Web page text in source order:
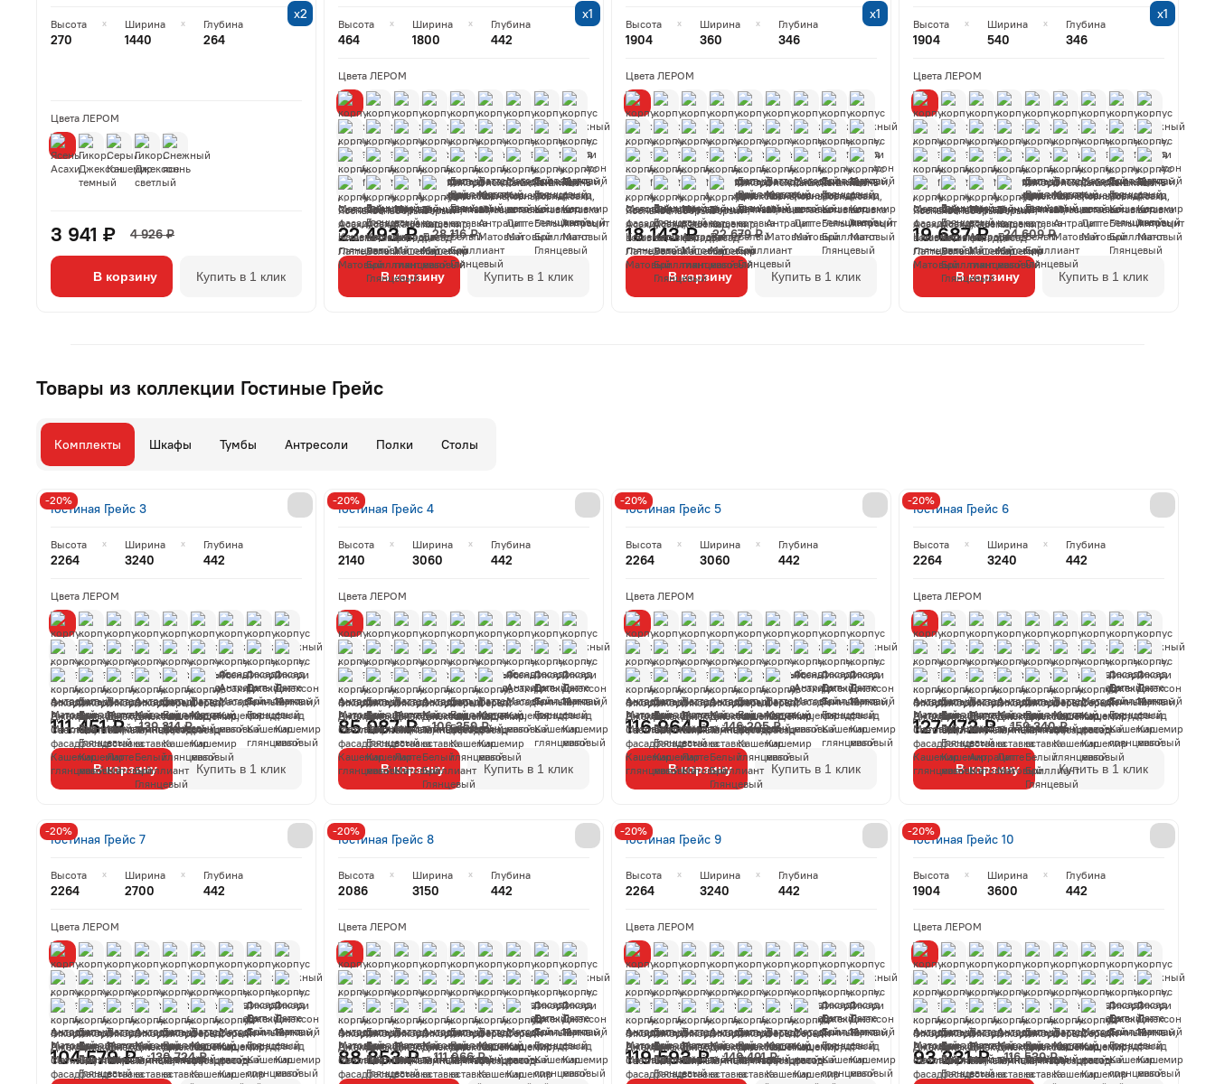
Высота
270
Ширина
1440
Глубина
264
Цвета ЛЕРОМ
3 941 ₽ 4 926 ₽
В корзину Купить в 1 клик
х2
Высота
464
Ширина
1800
Глубина
442
Цвета ЛЕРОМ
22 493 ₽ 28 116 ₽
В корзину Купить в 1 клик
х1
Высота
1904
Ширина
360
Глубина
346
Цвета ЛЕРОМ
18 143 ₽ 22 679 ₽
В корзину Купить в 1 клик
х1
Высота
1904
Ширина
540
Глубина
346
Цвета ЛЕРОМ
19 687 ₽ 24 609 ₽
В корзину Купить в 1 клик
х1
Товары из коллекции Гостиные Грейс
Комплекты Шкафы Тумбы Антресоли Полки Столы
Гостиная Грейс 3
Высота
2264
Ширина
3240
Глубина
442
Цвета ЛЕРОМ
111 451 ₽ 139 314 ₽
В корзину Купить в 1 клик
-20%
Гостиная Грейс 4
Высота
2140
Ширина
3060
Глубина
442
Цвета ЛЕРОМ
85 087 ₽ 106 359 ₽
В корзину Купить в 1 клик
-20%
Гостиная Грейс 5
Высота
2264
Ширина
3060
Глубина
442
Цвета ЛЕРОМ
116 964 ₽ 146 205 ₽
В корзину Купить в 1 клик
-20%
Гостиная Грейс 6
Высота
2264
Ширина
3240
Глубина
442
Цвета ЛЕРОМ
127 472 ₽ 159 340 ₽
В корзину Купить в 1 клик
-20%
Гостиная Грейс 7
Высота
2264
Ширина
2700
Глубина
442
Цвета ЛЕРОМ
104 579 ₽ 130 724 ₽
-20%
Гостиная Грейс 8
Высота
2086
Ширина
3150
Глубина
442
Цвета ЛЕРОМ
88 853 ₽ 111 066 ₽
-20%
Гостиная Грейс 9
Высота
2264
Ширина
3240
Глубина
442
Цвета ЛЕРОМ
119 593 ₽ 149 491 ₽
-20%
Гостиная Грейс 10
Высота
1904
Ширина
3600
Глубина
442
Цвета ЛЕРОМ
93 231 ₽ 116 539 ₽
-20%